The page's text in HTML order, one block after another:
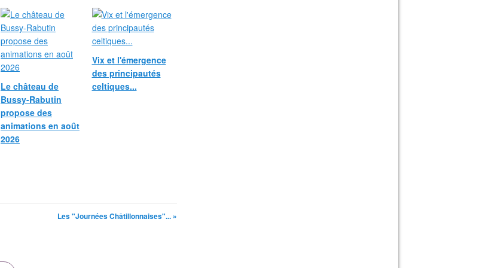
v
Le château de
Bussy-Rabutin
propose des
animations en août
2026
Vix et l'émergence
des principautés
celtiques...
Les "Journées Châtillonnaises"... »